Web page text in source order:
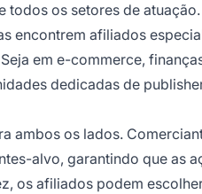
os setores de
encontrem afiliados
em e-commerce,
dedicadas de
ambos os lados.
alvo, garantindo que as
os afiliados podem